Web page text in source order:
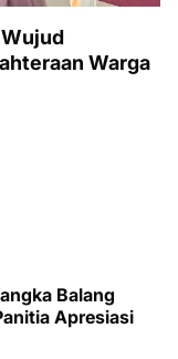
Warga
Balang
Apresiasi